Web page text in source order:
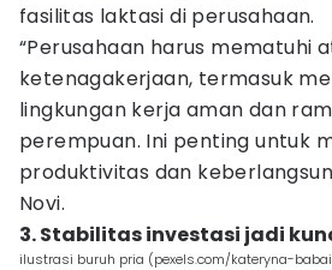
fasilitas laktasi di perusahaan.
“Perusahaan harus mematuhi
ketenagakerjaan, termasuk
lingkungan kerja aman dan
perempuan. Ini penting untuk
produktivitas dan
Novi.
3. Stabilitas investasi jadi
ilustrasi buruh pria (pexels.com/kateryna-